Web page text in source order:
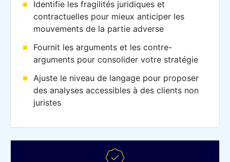
Identifie les fragilités juridiques et
contractuelles pour mieux anticiper les
mouvements de la partie adverse
Fournit les arguments et les contre-
arguments pour consolider votre stratégie
Ajuste le niveau de langage pour proposer
des analyses accessibles à des clients non
juristes